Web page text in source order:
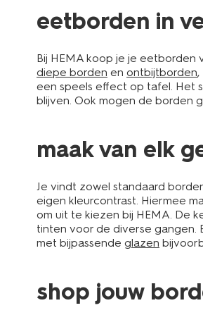
eetborden in
Bij HEMA koop je je eetborden
diepe borden en ontbijtborden,
een speels effect op tafel. Het
blijven. Ook mogen de borden
maak van elk
Je vindt zowel standaard
eigen kleurcontrast. Hiermee
om uit te kiezen bij HEMA. De
tinten voor de diverse gangen.
met bijpassende glazen
shop jouw